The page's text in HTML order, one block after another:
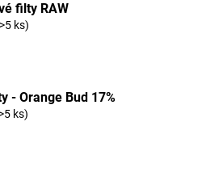
filty RAW
ks)
- Orange Bud 17%
ks)